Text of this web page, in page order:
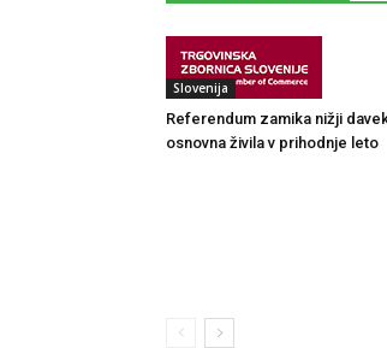
Slovenija
Referendum zamika nižji
osnovna živila v prihodnje leto